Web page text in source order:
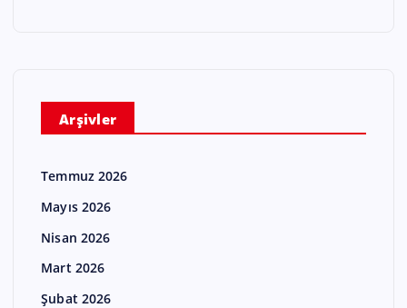
Arşivler
Temmuz 2026
Mayıs 2026
Nisan 2026
Mart 2026
Şubat 2026